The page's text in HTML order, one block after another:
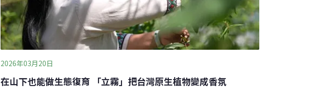
2026年03月20日
在山下也能做生態復育 「立霧」把台灣原生植物變成香氛